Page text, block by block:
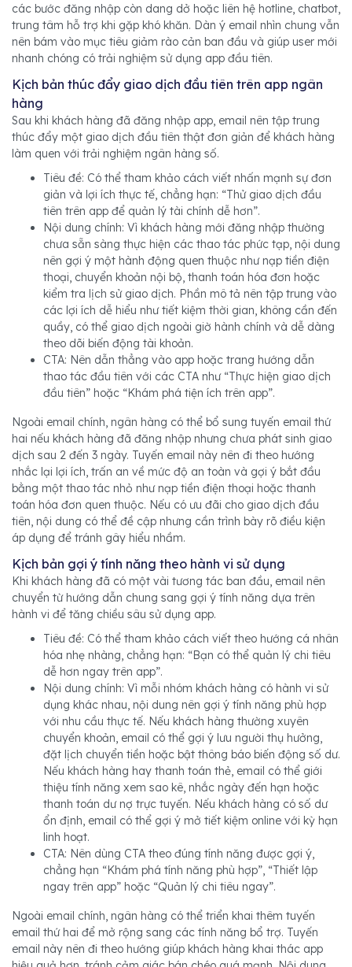
các bước đăng nhập còn dang dở hoặc liên hệ hotline, chatbot,
trung tâm hỗ trợ khi gặp khó khăn. Dàn ý email nhìn chung vẫn
nên bám vào mục tiêu giảm rào cản ban đầu và giúp user mới
nhanh chóng có trải nghiệm sử dụng app đầu tiên.
Kịch bản thúc đẩy giao dịch đầu tiên trên app ngân
hàng
Sau khi khách hàng đã đăng nhập app, email nên tập trung
thúc đẩy một giao dịch đầu tiên thật đơn giản để khách hàng
làm quen với trải nghiệm ngân hàng số.
Tiêu đề: Có thể tham khảo cách viết nhấn mạnh sự đơn
giản và lợi ích thực tế, chẳng hạn: “Thử giao dịch đầu
tiên trên app để quản lý tài chính dễ hơn”.
Nội dung chính: Vì khách hàng mới đăng nhập thường
chưa sẵn sàng thực hiện các thao tác phức tạp, nội dung
nên gợi ý một hành động quen thuộc như nạp tiền điện
thoại, chuyển khoản nội bộ, thanh toán hóa đơn hoặc
kiểm tra lịch sử giao dịch. Phần mô tả nên tập trung vào
các lợi ích dễ hiểu như tiết kiệm thời gian, không cần đến
quầy, có thể giao dịch ngoài giờ hành chính và dễ dàng
theo dõi biến động tài khoản.
CTA: Nên dẫn thẳng vào app hoặc trang hướng dẫn
thao tác đầu tiên với các CTA như “Thực hiện giao dịch
đầu tiên” hoặc “Khám phá tiện ích trên app”.
Ngoài email chính, ngân hàng có thể bổ sung tuyến email thứ
hai nếu khách hàng đã đăng nhập nhưng chưa phát sinh giao
dịch sau 2 đến 3 ngày. Tuyến email này nên đi theo hướng
nhắc lại lợi ích, trấn an về mức độ an toàn và gợi ý bắt đầu
bằng một thao tác nhỏ như nạp tiền điện thoại hoặc thanh
toán hóa đơn quen thuộc. Nếu có ưu đãi cho giao dịch đầu
tiên, nội dung có thể đề cập nhưng cần trình bày rõ điều kiện
áp dụng để tránh gây hiểu nhầm.
Kịch bản gợi ý tính năng theo hành vi sử dụng
Khi khách hàng đã có một vài tương tác ban đầu, email nên
chuyển từ hướng dẫn chung sang gợi ý tính năng dựa trên
hành vi để tăng chiều sâu sử dụng app.
Tiêu đề: Có thể tham khảo cách viết theo hướng cá nhân
hóa nhẹ nhàng, chẳng hạn: “Bạn có thể quản lý chi tiêu
dễ hơn ngay trên app”.
Nội dung chính: Vì mỗi nhóm khách hàng có hành vi sử
dụng khác nhau, nội dung nên gợi ý tính năng phù hợp
với nhu cầu thực tế. Nếu khách hàng thường xuyên
chuyển khoản, email có thể gợi ý lưu người thụ hưởng,
đặt lịch chuyển tiền hoặc bật thông báo biến động số dư.
Nếu khách hàng hay thanh toán thẻ, email có thể giới
thiệu tính năng xem sao kê, nhắc ngày đến hạn hoặc
thanh toán dư nợ trực tuyến. Nếu khách hàng có số dư
ổn định, email có thể gợi ý mở tiết kiệm online với kỳ hạn
linh hoạt.
CTA: Nên dùng CTA theo đúng tính năng được gợi ý,
chẳng hạn “Khám phá tính năng phù hợp”, “Thiết lập
ngay trên app” hoặc “Quản lý chi tiêu ngay”.
Ngoài email chính, ngân hàng có thể triển khai thêm tuyến
email thứ hai để mở rộng sang các tính năng bổ trợ. Tuyến
email này nên đi theo hướng giúp khách hàng khai thác app